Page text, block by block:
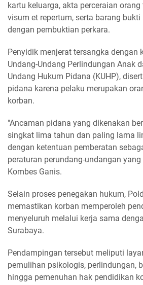
kartu keluarga, akta perceraian
visum et repertum, serta barang
dengan pembuktian perkara.
Penyidik menjerat tersangka dengan
Undang-Undang Perlindungan Anak
Undang Hukum Pidana (KUHP),
pidana karena pelaku merupakan
korban.
"Ancaman pidana yang dikenakan
singkat lima tahun dan paling lama
dengan ketentuan pemberatan
peraturan perundang-undangan yang
Kombes Ganis.
Selain proses penegakan hukum,
memastikan korban memperoleh
menyeluruh melalui kerja sama
Surabaya.
Pendampingan tersebut meliputi
pemulihan psikologis, perlindungan,
hingga pemenuhan hak pendidikan